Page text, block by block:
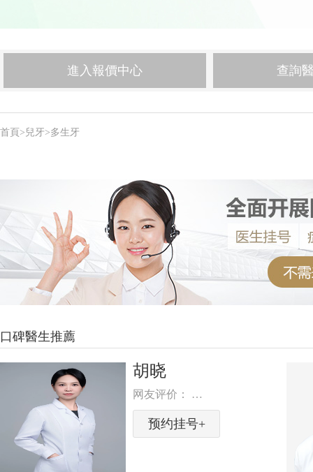
進入報價中心 查詢
首頁 > 兒牙>多生牙
口碑醫生推薦
胡晓
网友评价： …
预约挂号+